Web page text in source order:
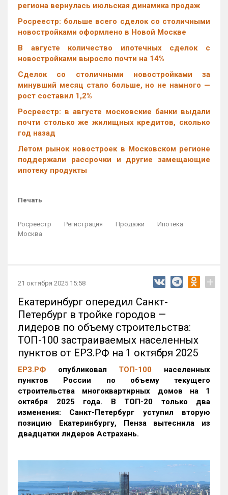
региона вернулась июльская динамика продаж
Росреестр: больше всего сделок со столичными
новостройками оформлено в Новой Москве
В августе количество ипотечных сделок с
новостройками выросло почти на 14%
Cделок со столичными новостройками за
минувший месяц стало больше, но не намного —
рост составил 1,2%
Росреестр: в августе московские банки выдали
почти столько же жилищных кредитов, сколько
год назад
Летом рынок новостроек в Московском регионе
поддержали рассрочки и другие замещающие
ипотеку продукты
Печать
Росреестр Регистрация Продажи
Ипотека
Москва
21 октября 2025 15:58 +
Екатеринбург опередил Санкт-
Петербург в тройке городов —
лидеров по объему строительства:
ТОП-100 застраиваемых населенных
пунктов от ЕРЗ.РФ на 1 октября 2025
ЕРЗ.РФ опубликовал ТОП-100 населенных
пунктов России по объему текущего
строительства многоквартирных домов на 1
октября 2025 года. В ТОП-20 только два
изменения: Санкт-Петербург уступил вторую
позицию Екатеринбургу, Пенза вытеснила из
двадцатки лидеров Астрахань.